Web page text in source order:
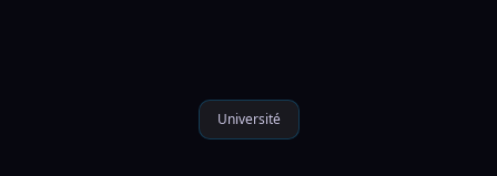
Université